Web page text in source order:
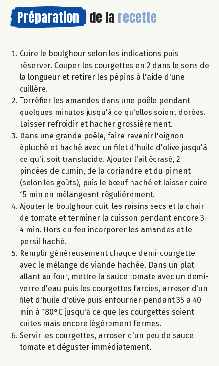
Préparation de la recette
Cuire le boulghour selon les indications puis
réserver. Couper les courgettes en 2 dans le sens de
la longueur et retirer les pépins à l'aide d'une
cuillère.
Torréfier les amandes dans une poêle pendant
quelques minutes jusqu'à ce qu'elles soient dorées.
Laisser refroidir et hacher grossièrement.
Dans une grande poêle, faire revenir l'oignon
épluché et haché avec un filet d'huile d'olive jusqu'à
ce qu'il soit translucide. Ajouter l'ail écrasé, 2
pincées de cumin, de la coriandre et du piment
(selon les goûts), puis le bœuf haché et laisser cuire
15 min en mélangeant régulièrement.
Ajouter le boulghour cuit, les raisins secs et la chair
de tomate et terminer la cuisson pendant encore 3-
4 min. Hors du feu incorporer les amandes et le
persil haché.
Remplir généreusement chaque demi-courgette
avec le mélange de viande hachée. Dans un plat
allant au four, mettre la sauce tomate avec un demi-
verre d'eau puis les courgettes farcies, arroser d'un
filet d'huile d'olive puis enfourner pendant 35 à 40
min à 180°C jusqu'à ce que les courgettes soient
cuites mais encore légèrement fermes.
Servir les courgettes, arroser d'un peu de sauce
tomate et déguster immédiatement.